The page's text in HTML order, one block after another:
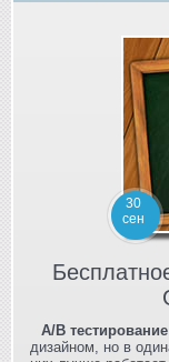
30
сен
A/B тестирование
дизайном, но в